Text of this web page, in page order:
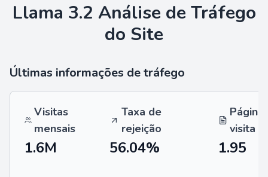
Llama 3.2 Análise de Tráfego
do Site
Últimas informações de tráfego
Visitas
mensais
Taxa de
rejeição
visita
1.6M 56.04% 1.95